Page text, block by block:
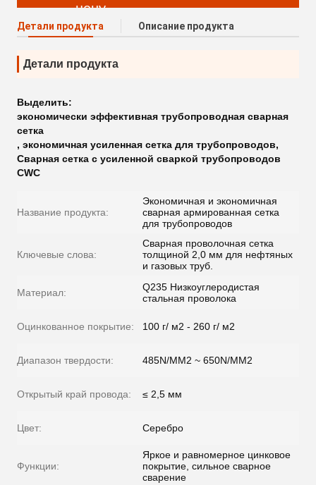
цену
Детали продукта Описание продукта
Детали продукта
Выделить:
экономически эффективная трубопроводная сварная
сетка
, экономичная усиленная сетка для трубопроводов,
Сварная сетка с усиленной сваркой трубопроводов
CWC
Название продукта:
Экономичная и экономичная
сварная армированная сетка
для трубопроводов
Ключевые слова:
Сварная проволочная сетка
толщиной 2,0 мм для нефтяных
и газовых труб.
Материал:
Q235 Низкоуглеродистая
стальная проволока
Оцинкованное покрытие: 100 г/ м2 - 260 г/ м2
Диапазон твердости: 485N/MM2 ~ 650N/MM2
Открытый край провода: ≤ 2,5 мм
Цвет: Серебро
Функции:
Яркое и равномерное цинковое
покрытие, сильное сварное
сварение